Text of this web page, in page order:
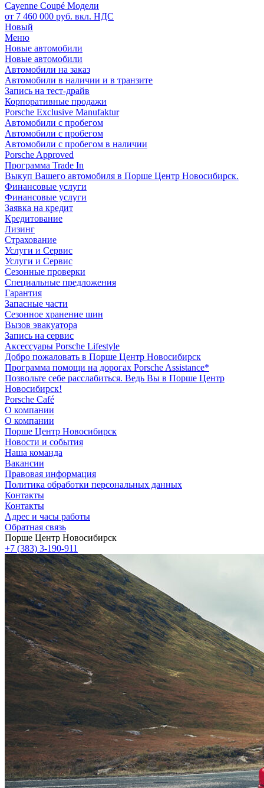
Cayenne Coupé Модели
от 7 460 000 руб. вкл. НДС
Новый
Меню
Новые автомобили
Новые автомобили
Автомобили на заказ
Автомобили в наличии и в транзите
Запись на тест-драйв
Корпоративные продажи
Porsche Exclusive Manufaktur
Автомобили с пробегом
Автомобили с пробегом
Автомобили с пробегом в наличии
Porsche Approved
Программа Trade In
Выкуп Вашего автомобиля в Порше Центр Новосибирск.
Финансовые услуги
Финансовые услуги
Заявка на кредит
Кредитование
Лизинг
Страхование
Услуги и Сервис
Услуги и Сервис
Сезонные проверки
Специальные предложения
Гарантия
Запасные части
Сезонное хранение шин
Вызов эвакуатора
Запись на сервис
Аксессуары Porsche Lifestyle
Добро пожаловать в Порше Центр Новосибирск
Программа помощи на дорогах Porsche Assistance*
Позвольте себе расслабиться. Ведь Вы в Порше Центр
Новосибирск!
Porsche Café
О компании
О компании
Порше Центр Новосибирск
Новости и события
Наша команда
Вакансии
Правовая информация
Политика обработки персональных данных
Контакты
Контакты
Адрес и часы работы
Обратная связь
Порше Центр Новосибирск
+7 (383) 3-190-911